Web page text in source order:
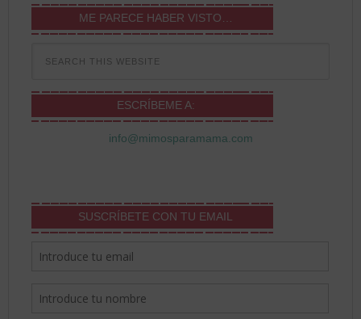
ME PARECE HABER VISTO…
ESCRÍBEME A:
info@mimosparamama.com
SUSCRÍBETE CON TU EMAIL